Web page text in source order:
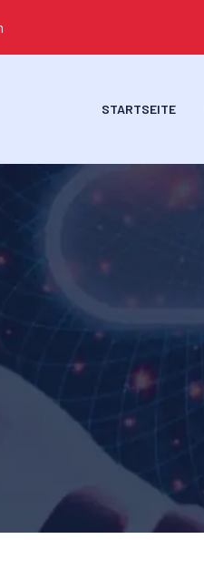
STARTSEITE